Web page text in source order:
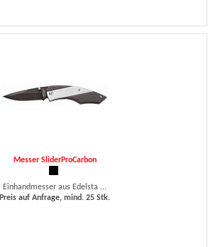
Messer SliderProCarbon
Einhandmesser aus Edelsta ...
Preis auf Anfrage, mind. 25 Stk.